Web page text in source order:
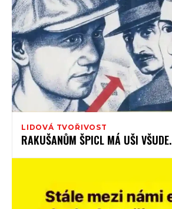
LIDOVÁ TVOŘIVOST
RAKUŠANŮM ŠPICL MÁ UŠI VŠUDE.